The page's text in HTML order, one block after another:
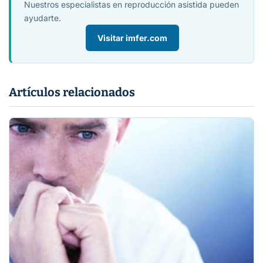
Nuestros especialistas en reproducción asistida pueden
ayudarte.
Visitar imfer.com
Artículos relacionados